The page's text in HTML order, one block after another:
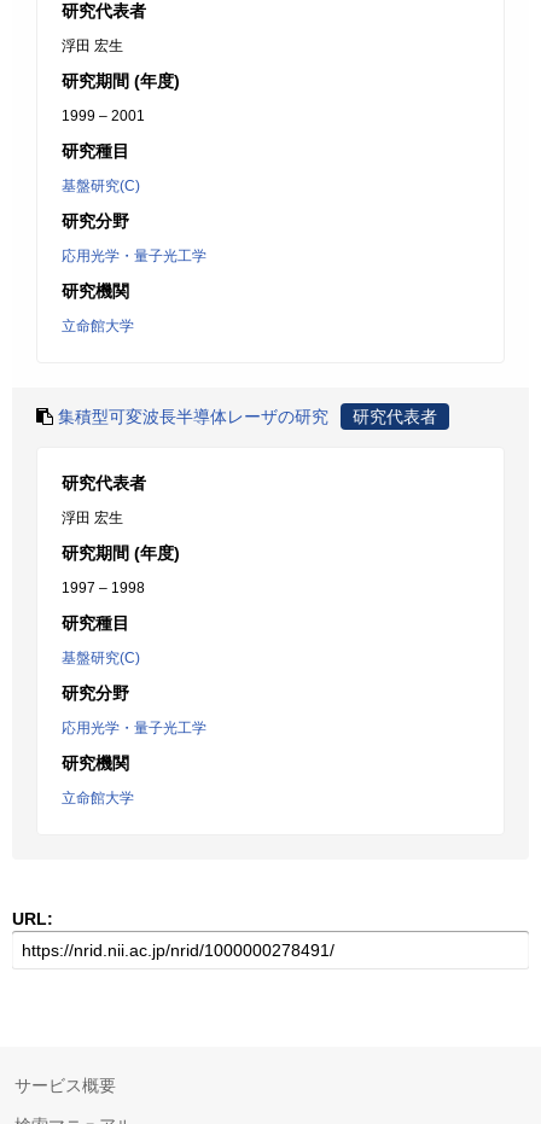
研究代表者
浮田 宏生
研究期間 (年度)
1999 – 2001
研究種目
基盤研究(C)
研究分野
応用光学・量子光工学
研究機関
立命館大学
集積型可変波長半導体レーザの研究 研究代表者
研究代表者
浮田 宏生
研究期間 (年度)
1997 – 1998
研究種目
基盤研究(C)
研究分野
応用光学・量子光工学
研究機関
立命館大学
URL:
サービス概要